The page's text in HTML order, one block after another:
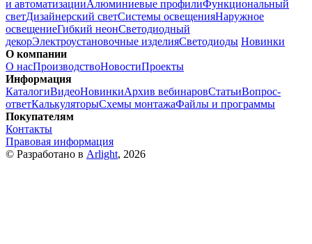
и автоматизацииАлюминиевые профилиФункциональный
светДизайнерский светСистемы освещенияНаружное
освещениеГибкий неонСветодиодный
декорЭлектроустановочные изделияСветодиоды Новинки
О компании
О насПроизводствоНовостиПроекты
Информация
КаталогиВидеоНовинкиАрхив вебинаровСтатьиВопрос-
ответКалькуляторыСхемы монтажаФайлы и программы
Покупателям
Контакты
Правовая информация
© Разработано в Arlight, 2026